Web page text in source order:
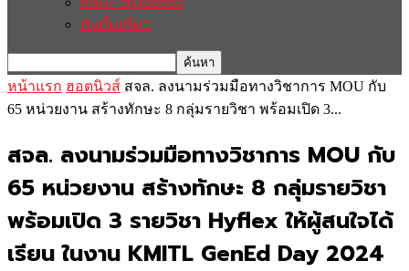
กินดื่มเที่ยว
หน้าแรก ฮอตนิวส์ สจล. ลงนามร่วมมือทางวิชาการ MOU กับ
65 หน่วยงาน สร้างทักษะ 8 กลุ่มรายวิชา พร้อมเปิด 3...
สจล. ลงนามร่วมมือทางวิชาการ MOU กับ
65 หน่วยงาน สร้างทักษะ 8 กลุ่มรายวิชา
พร้อมเปิด 3 รายวิชา Hyflex ให้ผู้สนใจได้
เรียน ในงาน KMITL GenEd Day 2024